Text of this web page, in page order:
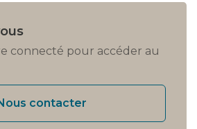
connecté pour accéder au
contacter